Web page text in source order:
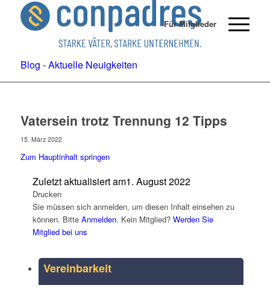
Für Mitglieder
Blog - Aktuelle Neuigkeiten
Vatersein trotz Trennung 12 Tipps
15. März 2022
Zum Hauptinhalt springen
Vereinbarkeit
Zuletzt aktualisiert am1. August 2022
Drucken
Sie müssen sich anmelden, um diesen Inhalt einsehen zu
können. Bitte Anmelden. Kein Mitglied? Werden Sie
Mitglied bei uns